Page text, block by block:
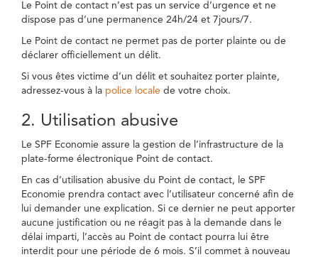
Le Point de contact n’est pas un service d’urgence et ne
dispose pas d’une permanence 24h/24 et 7jours/7.
Le Point de contact ne permet pas de porter plainte ou de
déclarer officiellement un délit.
Si vous êtes victime d’un délit et souhaitez porter plainte,
adressez-vous à la police locale de votre choix.
2. Utilisation abusive
Le SPF Economie assure la gestion de l’infrastructure de la
plate-forme électronique Point de contact.
En cas d’utilisation abusive du Point de contact, le SPF
Economie prendra contact avec l’utilisateur concerné afin de
lui demander une explication. Si ce dernier ne peut apporter
aucune justification ou ne réagit pas à la demande dans le
délai imparti, l’accès au Point de contact pourra lui être
interdit pour une période de 6 mois. S’il commet à nouveau